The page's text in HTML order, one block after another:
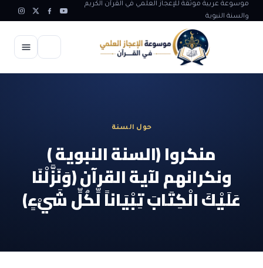
موسوعة عربية موثقة للإعجاز العلمي في القرآن الكريم
والسنة النبوية
الاعجاز الغيبي في القرآن
الاعجاز في علوم الفلك والفضاء
الاعجاز العلمي في الكائنات الحية
الاعجاز العلمي علوم الطب و الحياة
آيات الله في خلق الحيوان
المقالات
ابداعات اسلامية
شبهات وردود
المؤلفون
حول السنة
منكروا (السنة النبوية )
ونكرانهم لآية القرآن (وَنَزَّلْنَا
عَلَيْكَ الْكِتَابَ تِبْيَاناً لِّكُلِّ شَيْءٍ)